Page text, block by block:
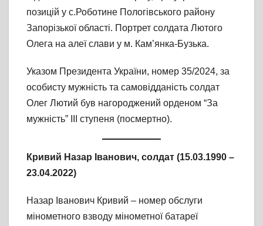
позицій у с.Роботине Пологівського району
Запорізької області. Портрет солдата Лютого
Олега на алеї слави у м. Кам’янка-Бузька.
Указом Президента України, номер 35/2024, за
особисту мужність та самовідданість солдат
Олег Лютий був нагороджений орденом “За
мужність” ІІІ ступеня (посмертно).
Кривий Назар Іванович, солдат (15.03.1990 –
23.04.2022)
Назар Іванович Кривий – номер обслуги
мінометного взводу мінометної батареї